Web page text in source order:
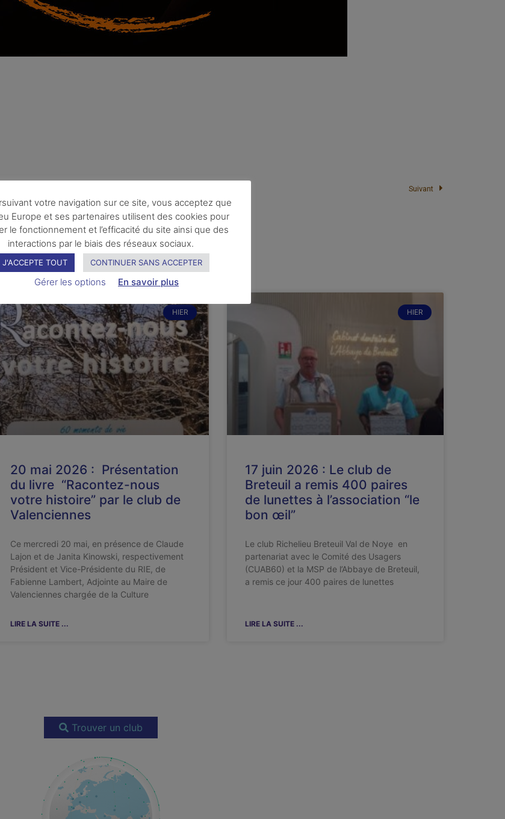
Suivant
pourriez également apprécier
HIER
20 mai 2026 : Présentation
du livre “Racontez-nous
votre histoire” par le club de
Valenciennes
Ce mercredi 20 mai, en présence de Claude
Lajon et de Janita Kinowski, respectivement
Président et Vice-Présidente du RIE, de
Fabienne Lambert, Adjointe au Maire de
Valenciennes chargée de la Culture
LIRE LA SUITE ...
HIER
17 juin 2026 : Le club de
Breteuil a remis 400 paires
de lunettes à l’association “le
bon œil”
Le club Richelieu Breteuil Val de Noye en
partenariat avec le Comité des Usagers
(CUAB60) et la MSP de l’Abbaye de Breteuil,
a remis ce jour 400 paires de lunettes
LIRE LA SUITE ...
Trouver un club
votre navigation sur ce site, vous acceptez que
Europe et ses partenaires utilisent des cookies pour
le fonctionnement et l’efficacité du site ainsi que des
interactions par le biais des réseaux sociaux.
J'ACCEPTE TOUT CONTINUER SANS ACCEPTER
Gérer les options En savoir plus